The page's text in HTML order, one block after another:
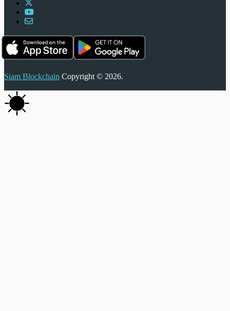
Siam Blockchain Copyright © 2026.